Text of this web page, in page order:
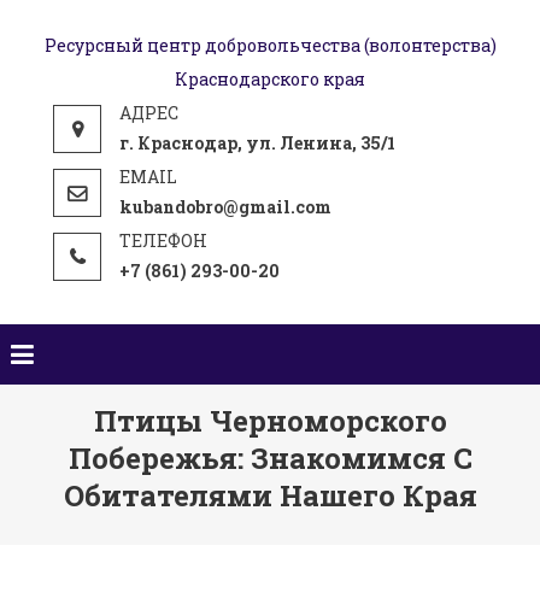
Ресурсный центр добровольчества (волонтерства)
Краснодарского края
г. Краснодар, ул. Ленина, 35/1
kubandobro@gmail.com
+7 (861) 293-00-20
Птицы Черноморского
Побережья: Знакомимся С
Обитателями Нашего Края